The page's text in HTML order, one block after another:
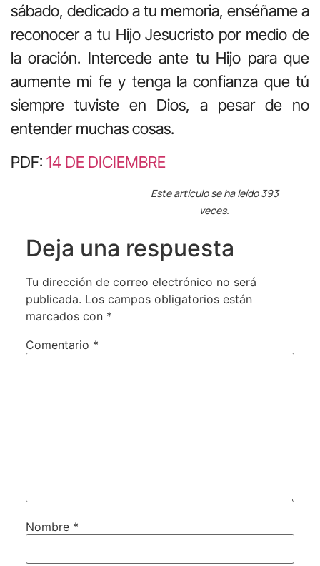
sábado, dedicado a tu memoria, enséñame a
reconocer a tu Hijo Jesucristo por medio de
la oración. Intercede ante tu Hijo para que
aumente mi fe y tenga la confianza que tú
siempre tuviste en Dios, a pesar de no
entender muchas cosas.
PDF: 14 DE DICIEMBRE
Este artículo se ha leído 393
veces.
Deja una respuesta
Tu dirección de correo electrónico no será
publicada. Los campos obligatorios están
marcados con *
Comentario *
Nombre *